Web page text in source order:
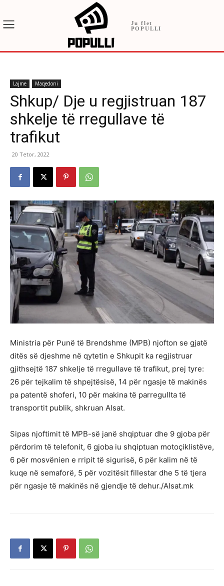
Ju flet
POPULLI
Lajme Maqedoni
Shkup/ Dje u regjistruan 187
shkelje të rregullave të
trafikut
20 Tetor, 2022
Ministria për Punë të Brendshme (MPB) njofton se gjatë
ditës së djeshme në qytetin e Shkupit ka regjistruar
gjithsejtë 187 shkelje të rregullave të trafikut, prej tyre:
26 për tejkalim të shpejtësisë, 14 për ngasje të makinës
pa patentë shoferi, 10 për makina të parregullta të
transportit publik, shkruan Alsat.
Sipas njoftimit të MPB-së janë shqiptuar dhe 9 gjoba për
përdorim të telefonit, 6 gjoba iu shqiptuan motoçiklistëve,
6 për mosvënien e rripit të sigurisë, 6 për kalim në të
kuqe në semaforë, 5 për vozitësit fillestar dhe 5 të tjera
për ngasje të makinës në gjendje të dehur./Alsat.mk